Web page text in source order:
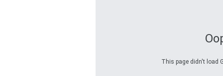
This page didn't load